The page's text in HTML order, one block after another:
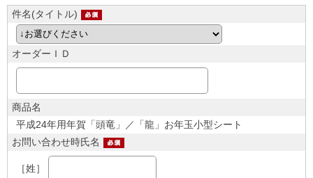
件名(タイトル)
オーダーＩＤ
商品名
平成24年用年賀「頭竜」／「龍」お年玉小型シート
お問い合わせ時氏名
［姓］